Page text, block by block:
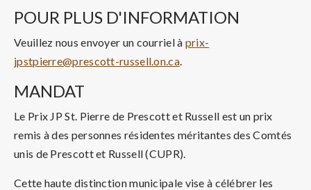
POUR PLUS D'INFORMATION
Veuillez nous envoyer un courriel à prix-
jpstpierre@prescott-russell.on.ca.
MANDAT
Le Prix JP St. Pierre de Prescott et Russell est un prix
remis à des personnes résidentes méritantes des Comtés
unis de Prescott et Russell (CUPR).
Cette haute distinction municipale vise à célébrer les